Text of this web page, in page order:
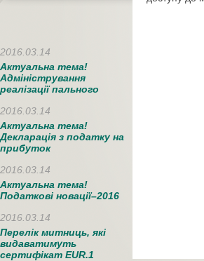
2016.03.14
Актуальна тема!
Адміністрування
реалізації пального
2016.03.14
Актуальна тема!
Декларація з податку на
прибуток
2016.03.14
Актуальна тема!
Податкові новації–2016
2016.03.14
Перелік митниць, які
видаватимуть
сертифікат EUR.1